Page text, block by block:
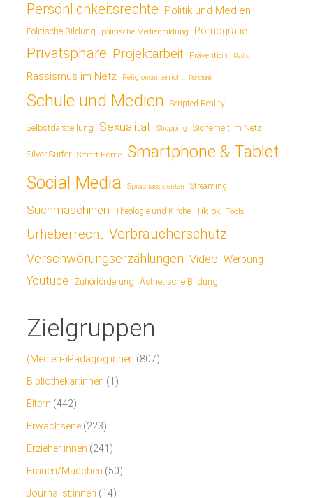
Persönlichkeitsrechte Politik und Medien
Politische Bildung politische Medienbildung Pornografie
Privatsphäre Projektarbeit Prävention Radio
Rassismus im Netz Religionsunterricht Rundfunk
Schule und Medien Scripted Reality
Selbstdarstellung Sexualität Shopping Sicherheit im Netz
Silver Surfer Smart Home Smartphone & Tablet
Social Media Sprachassistenten Streaming
Suchmaschinen Theologie und Kirche TikTok Tools
Urheberrecht Verbraucherschutz
Verschwörungserzählungen Video Werbung
Youtube Zuhörförderung Ästhetische Bildung
Zielgruppen
(Medien-)Pädagog:innen (807)
Bibliothekar:innen (1)
Eltern (442)
Erwachsene (223)
Erzieher:innen (241)
Frauen/Mädchen (50)
Journalist:innen (14)